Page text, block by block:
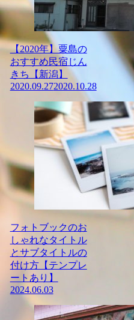
【2020年】粟島の
おすすめ民宿じん
きち【新潟】
2020.09.272020.10.28
フォトブックのお
しゃれなタイトル
とサブタイトルの
付け方【テンプレ
ートあり】
2024.06.03